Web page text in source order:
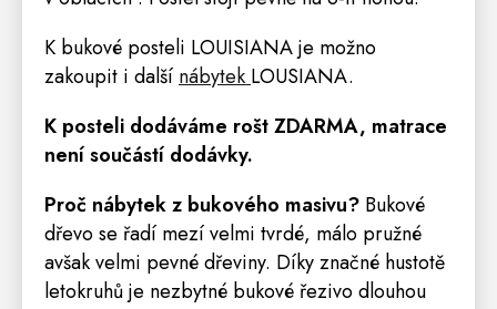
K bukové posteli LOUISIANA je možno
zakoupit i další nábytek LOUSIANA.
K posteli dodáváme roštZDARMA, matrace
není součástí dodávky.
Proč nábytek z bukového masivu? Bukové
dřevo se řadí mezí velmi tvrdé, málo pružné
avšak velmi pevné dřeviny. Díky značné hustotě
letokruhů je nezbytné bukové řezivo dlouhou